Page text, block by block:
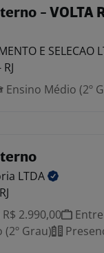
- VOLTA
E SELECAO
Ensino Médio (2º
LTDA
2.990,00
Grau)